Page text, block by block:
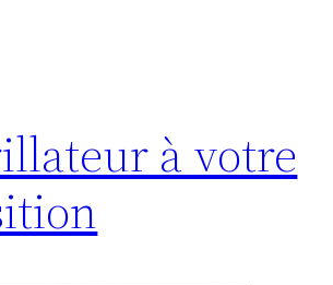
à votre